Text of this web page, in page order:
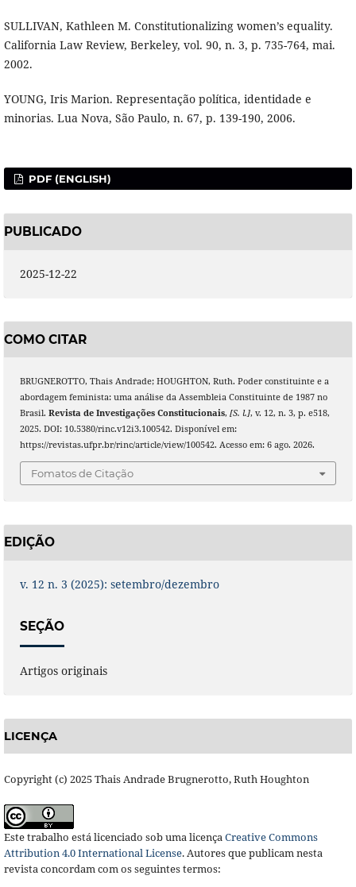
SULLIVAN, Kathleen M. Constitutionalizing women’s equality.
California Law Review, Berkeley, vol. 90, n. 3, p. 735-764, mai.
2002.
YOUNG, Iris Marion. Representação política, identidade e
minorias. Lua Nova, São Paulo, n. 67, p. 139-190, 2006.
PDF (ENGLISH)
PUBLICADO
2025-12-22
COMO CITAR
BRUGNEROTTO, Thais Andrade; HOUGHTON, Ruth. Poder constituinte e a
abordagem feminista: uma análise da Assembleia Constituinte de 1987 no
Brasil. Revista de Investigações Constitucionais, [S. l.], v. 12, n. 3, p. e518,
2025. DOI: 10.5380/rinc.v12i3.100542. Disponível em:
https://revistas.ufpr.br/rinc/article/view/100542. Acesso em: 6 ago. 2026.
Fomatos de Citação
EDIÇÃO
v. 12 n. 3 (2025): setembro/dezembro
SEÇÃO
Artigos originais
LICENÇA
Copyright (c) 2025 Thais Andrade Brugnerotto, Ruth Houghton
Este trabalho está licenciado sob uma licençaCreative Commons
Attribution 4.0 International License.Autores que publicam nesta
revista concordam com os seguintes termos: